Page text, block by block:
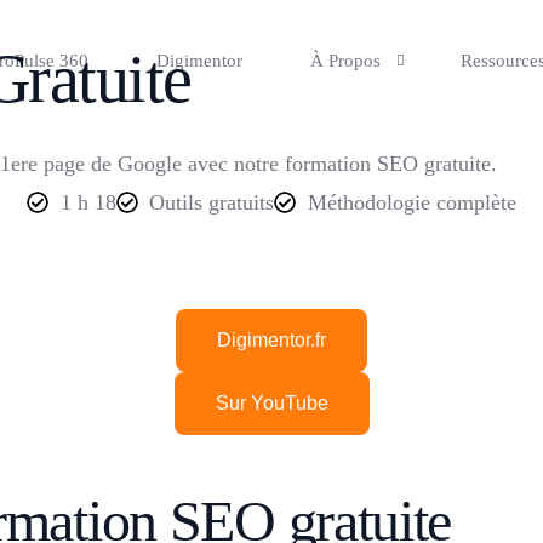
360 Digimentor À Propos
page de Google avec notre formation SEO gratuite.
1 h 18
Outils gratuits Méthodologie complète
Digimentor.fr
Sur YouTube
SEO gratuite